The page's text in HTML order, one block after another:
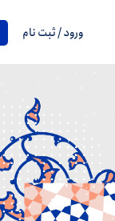
ورود/ثبت نام